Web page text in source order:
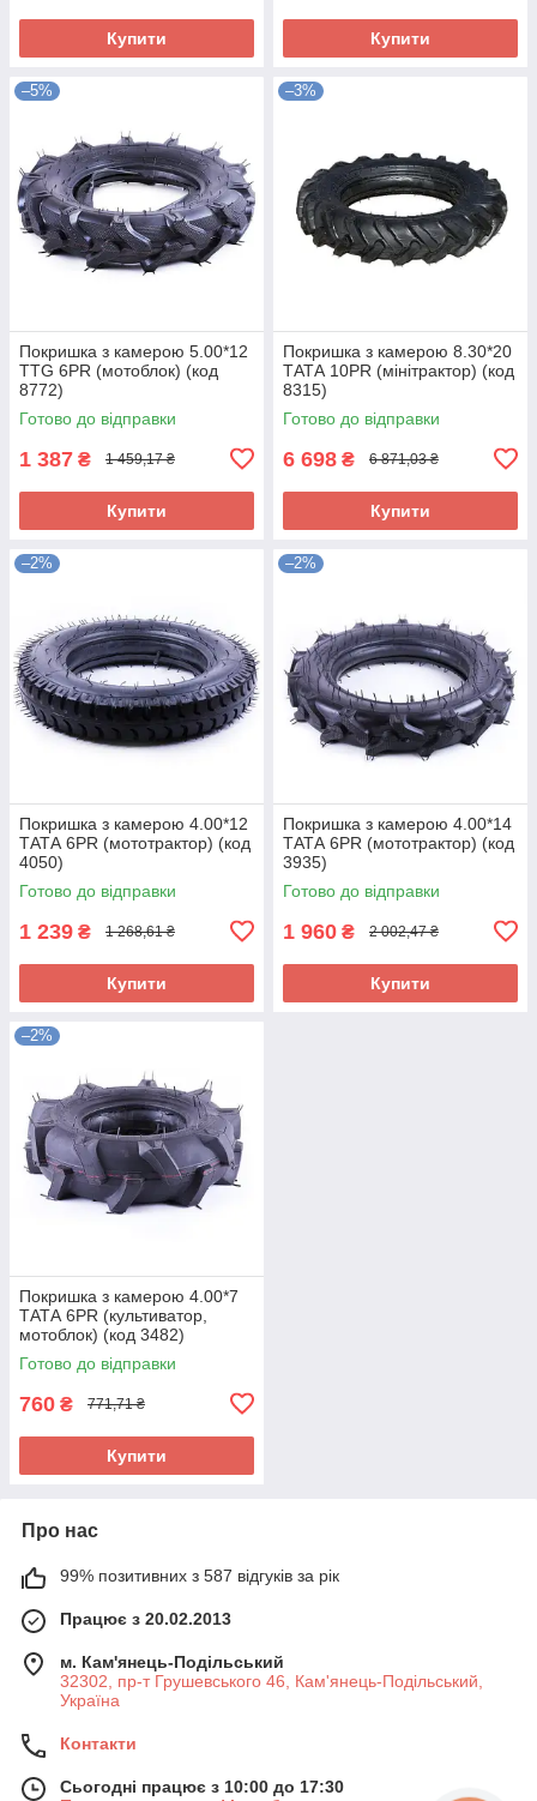
Купити Купити
–5%
Покришка з камерою 5.00*12
TTG 6PR (мотоблок) (код
8772)
Готово до відправки
1 387 ₴ 1 459,17 ₴
Купити
–3%
Покришка з камерою 8.30*20
ТАТА 10PR (мінітрактор) (код
8315)
Готово до відправки
6 698 ₴ 6 871,03 ₴
Купити
–2%
Покришка з камерою 4.00*12
ТАТА 6PR (мототрактор) (код
4050)
Готово до відправки
1 239 ₴ 1 268,61 ₴
Купити
–2%
Покришка з камерою 4.00*14
ТАТА 6PR (мототрактор) (код
3935)
Готово до відправки
1 960 ₴ 2 002,47 ₴
Купити
–2%
Покришка з камерою 4.00*7
ТАТА 6PR (культиватор,
мотоблок) (код 3482)
Готово до відправки
760 ₴ 771,71 ₴
Купити
Про нас
99% позитивних з 587 відгуків за рік
Працює з 20.02.2013
м. Кам'янець-Подільський
32302, пр-т Грушевського 46, Кам'янець-Подільський,
Україна
Контакти
Сьогодні працює з 10:00 до 17:30